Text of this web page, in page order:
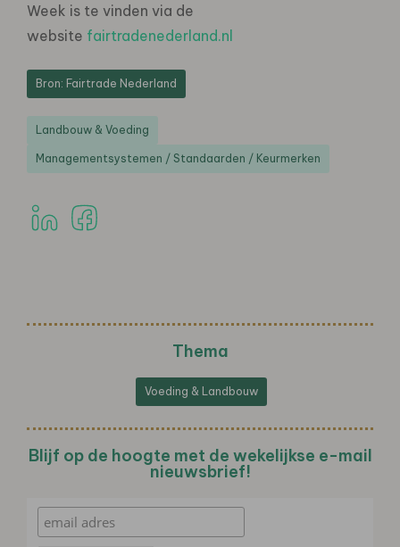
Week is te vinden via de
website fairtradenederland.nl
Bron: Fairtrade Nederland
Landbouw & Voeding
Managementsystemen / Standaarden / Keurmerken
Thema
Voeding & Landbouw
Blijf op de hoogte met de wekelijkse e-mail
nieuwsbrief!